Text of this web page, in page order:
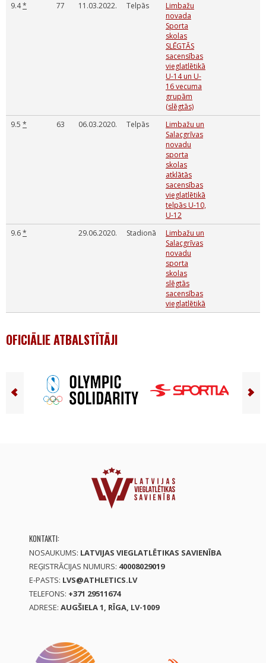
9.4* 77 11.03.2022. Telpās
Limbažu
novada
Sporta
skolas
SLĒGTĀS
sacensības
vieglatlētikā
U-14 un U-
16 vecuma
grupām
(slēgtās)
9.5 * 63 06.03.2020. Telpās
Limbažu un
Salacgrīvas
novadu
sporta
skolas
atklātās
sacensības
vieglatlētikā
telpās U-10,
U-12
9.6* 29.06.2020. Stadionā
Limbažu un
Salacgrīvas
novadu
sporta
skolas
slēgtās
sacensības
vieglatlētikā
OFICIĀLIE ATBALSTĪTĀJI
KONTAKTI:
NOSAUKUMS: LATVIJAS VIEGLATLĒTIKAS SAVIENĪBA
REĢISTRĀCIJAS NUMURS: 40008029019
E-PASTS: LVS@ATHLETICS.LV
TELEFONS: +371 29511674
ADRESE: AUGŠIELA 1, RĪGA, LV-1009